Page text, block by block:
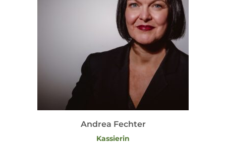
Andrea Fechter
Kassierin